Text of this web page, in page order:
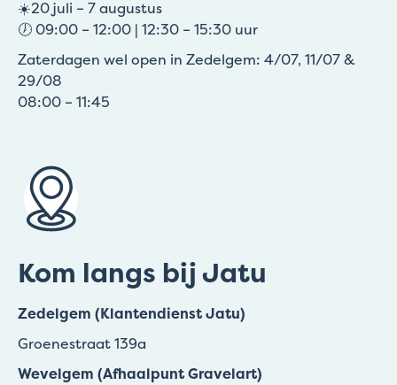
☀️20 juli – 7 augustus
🕖 09:00 – 12:00 | 12:30 – 15:30 uur
Zaterdagen wel open in Zedelgem: 4/07, 11/07 &
29/08
08:00 – 11:45
Kom langs bij Jatu
Zedelgem (Klantendienst Jatu)
Groenestraat 139a
Wevelgem (Afhaalpunt Gravelart)